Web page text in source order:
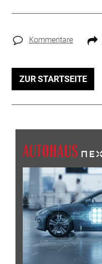
Kommentare
ZUR STARTSEITE